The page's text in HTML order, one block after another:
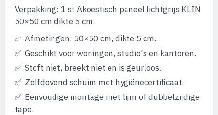
afbeeldingen-
Verpakking: 1 st Akoestisch paneel lichtgrijs KLIN
50×50 cm dikte 5 cm.
Afmetingen: 50×50 cm, dikte 5 cm.
Geschikt voor woningen, studio's en kantoren.
Stoft niet, breekt niet en is geurloos.
Zelfdovend schuim met hygiënecertificaat.
Eenvoudige montage met lijm of dubbelzijdige
tape.